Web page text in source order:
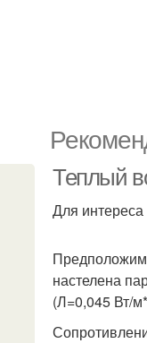
Теплый
Для
настелена
(Л=0,045 Вт/